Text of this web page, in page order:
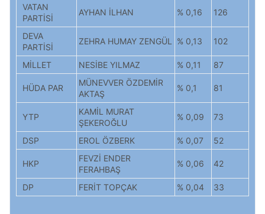
VATAN
PARTİSİ
AYHAN İLHAN % 0,16 126
DEVA
PARTİSİ
ZEHRA HUMAY ZENGÜL % 0,13 102
MİLLET NESİBE YILMAZ % 0,11 87
HÜDA PAR
MÜNEVVER ÖZDEMİR
AKTAŞ
% 0,1 81
YTP
KAMİL MURAT
ŞEKEROĞLU
% 0,09 73
DSP EROL ÖZBERK % 0,07 52
HKP
FEVZİ ENDER
FERAHBAŞ
% 0,06 42
DP FERİT TOPÇAK % 0,04 33